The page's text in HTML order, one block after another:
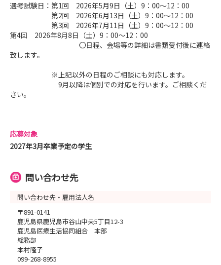
選考試験日：第1回 2026年5月9日（土）9：00～12：00
第2回 2026年6月13日（土）9：00～12：00
第3回 2026年7月11日（土）9：00～12：00
第4回 2026年8月8日（土）9：00～12：00
〇日程、会場等の詳細は書類受付後に連絡
致します。
※上記以外の日程のご相談にも対応します。
9月以降は個別での対応を行います。ご相談くだ
さい。
応募対象
2027年3月卒業予定の学生
問い合わせ先
問い合わせ先・雇用法人名
〒891-0141
鹿児島県鹿児島市谷山中央5丁目12-3
鹿児島医療生活協同組合 本部
総務部
本村隆子
099-268-8955